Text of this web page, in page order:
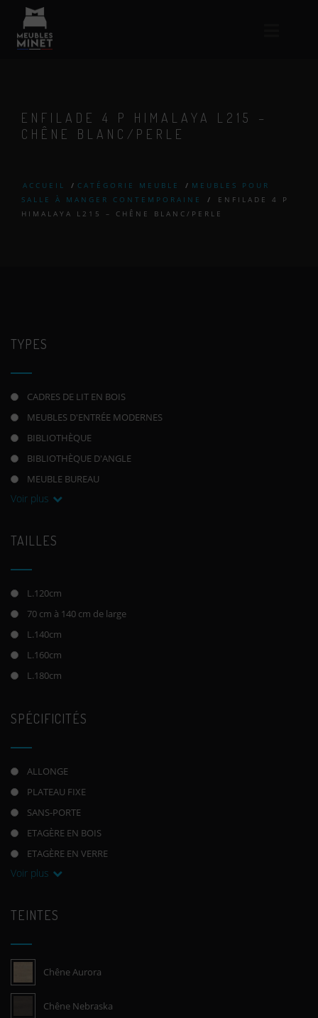
ENFILADE 4 P HIMALAYA L215 –
CHÊNE BLANC/PERLE
ACCUEIL / CATÉGORIE MEUBLE / MEUBLES POUR
SALLE À MANGER CONTEMPORAINE
/
ENFILADE 4 P
HIMALAYA L215 – CHÊNE BLANC/PERLE
TYPES
CADRES DE LIT EN BOIS
MEUBLES D'ENTRÉE MODERNES
BIBLIOTHÈQUE
BIBLIOTHÈQUE D'ANGLE
MEUBLE BUREAU
Voir plus
TAILLES
L.120cm
70 cm à 140 cm de large
L.140cm
L.160cm
L.180cm
SPÉCIFICITÉS
ALLONGE
PLATEAU FIXE
SANS-PORTE
ETAGÈRE EN BOIS
ETAGÈRE EN VERRE
Voir plus
TEINTES
Chêne Aurora
Chêne Nebraska